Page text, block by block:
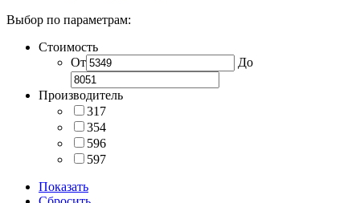
Выбор по параметрам:
Стоимость
От
До
Производитель
317
354
596
597
Показать